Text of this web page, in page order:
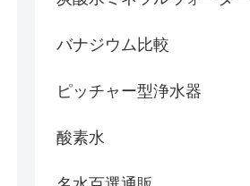
バナジウム比較
ピッチャー型浄水器
酸素水